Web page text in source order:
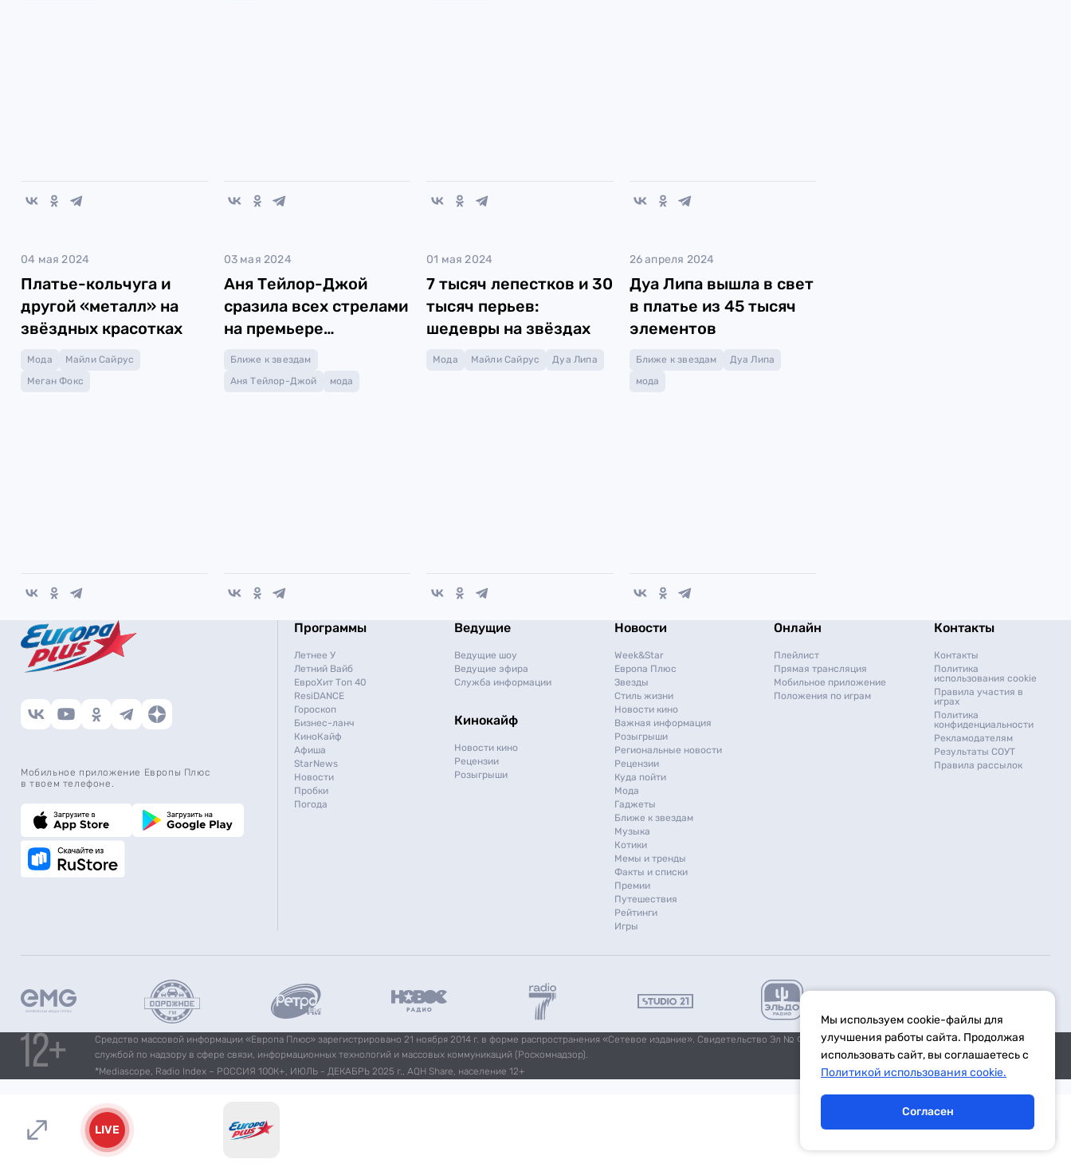
04 мая 2024
Платье-кольчуга и
другой «металл» на
звёздных красотках
Мода
Майли Сайрус
Меган Фокс
03 мая 2024
Аня Тейлор-Джой
сразила всех стрелами
на премьере
«Фуриосы»
Ближе к звездам
Аня Тейлор-Джой
мода
01 мая 2024
7 тысяч лепестков и 30
тысяч перьев:
шедевры на звёздах
Мода Майли Сайрус Дуа Липа
26 апреля 2024
Дуа Липа вышла в свет
в платье из 45 тысяч
элементов
Ближе к звездам
Дуа Липа
мода
Мобильное приложение Европы Плюс
в твоем телефоне.
Программы
Летнее У
Летний Вайб
ЕвроХит Топ 40
ResiDANCE
Гороскоп
Бизнес-ланч
КиноКайф
Афиша
StarNews
Новости
Пробки
Погода
Ведущие
Ведущие шоу
Ведущие эфира
Служба информации
Кинокайф
Новости кино
Рецензии
Розыгрыши
Новости
Week&Star
Европа Плюс
Звезды
Стиль жизни
Новости кино
Важная информация
Розыгрыши
Региональные новости
Рецензии
Куда пойти
Мода
Гаджеты
Ближе к звездам
Музыка
Котики
Мемы и тренды
Факты и списки
Премии
Путешествия
Рейтинги
Игры
Онлайн
Плейлист
Прямая трансляция
Мобильное приложение
Положения по играм
Контакты
Контакты
Политика
использования cookie
Правила участия в
играх
Политика
конфиденциальности
Рекламодателям
Результаты СОУТ
Правила рассылок
Средство массовой информации «Европа Плюс» зарегистрировано 21 ноября 2014 г. в форме распространения «Сетевое издание». Свидетельство Эл № ФС77-59972 от 21.11.2014 выдано Федеральной
службой по надзору в сфере связи, информационных технологий и массовых коммуникаций (Роскомнадзор).
*Mediascope, Radio Index – РОССИЯ 100К+, ИЮЛЬ - ДЕКАБРЬ 2025 г., AQH Share, население 12+
LIVE
Мы используем cookie-файлы для
улучшения работы сайта. Продолжая
использовать сайт, вы соглашаетесь с
Политикой использования cookie.
Согласен